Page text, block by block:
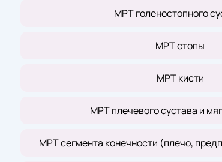
МРТ голеностопного
МРТ стопы
МРТ кисти
МРТ плечевого сустава и
МРТ сегмента конечности (плечо,